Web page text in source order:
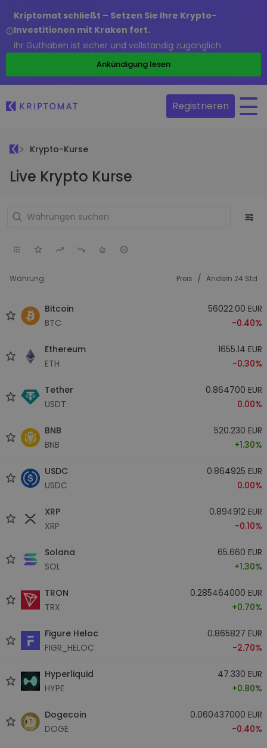
Kriptomat schließt – Setzen Sie Ihre Krypto-
Investitionen mit Kraken fort.
Ihr Guthaben ist sicher und vollständig zugänglich.
Ankündigung lesen
Registrieren
Krypto-Kurse
Live Krypto Kurse
Währung Preis / Ändern 24 Std
Bitcoin
BTC
56022.00 EUR
-0.40%
Ethereum
ETH
1655.14 EUR
-0.30%
Tether
USDT
0.864700 EUR
0.00%
BNB
BNB
520.230 EUR
+1.30%
USDC
USDC
0.864925 EUR
0.00%
XRP
XRP
0.894912 EUR
-0.10%
Solana
SOL
65.660 EUR
+1.30%
TRON
TRX
0.285464000 EUR
+0.70%
Figure Heloc
FIGR_HELOC
0.865827 EUR
-2.70%
Hyperliquid
HYPE
47.330 EUR
+0.80%
Dogecoin
DOGE
0.060437000 EUR
-0.40%